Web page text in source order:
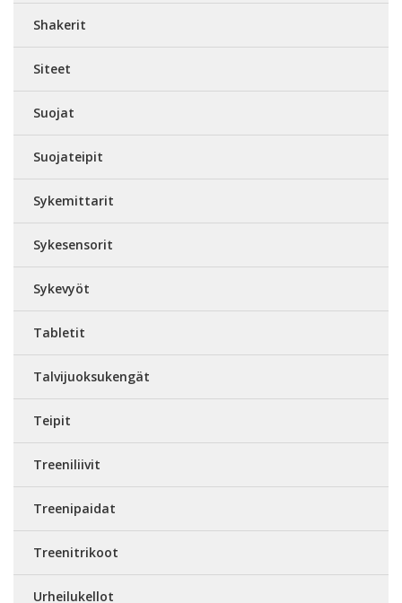
Shakerit
Siteet
Suojat
Suojateipit
Sykemittarit
Sykesensorit
Sykevyöt
Tabletit
Talvijuoksukengät
Teipit
Treeniliivit
Treenipaidat
Treenitrikoot
Urheilukellot